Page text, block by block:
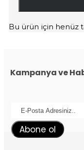
Bu ürün için henüz
Kampanya ve
Abone ol